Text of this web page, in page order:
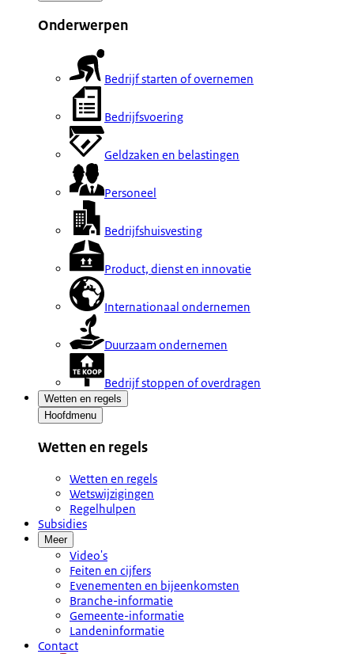
Onderwerpen
Bedrijf starten of overnemen
Bedrijfsvoering
Geldzaken en belastingen
Personeel
Bedrijfshuisvesting
Product, dienst en innovatie
Internationaal ondernemen
Duurzaam ondernemen
Bedrijf stoppen of overdragen
Wetten en regels
Hoofdmenu
Wetten en regels
Wetten en regels
Wetswijzigingen
Regelhulpen
Subsidies
Meer
Video's
Feiten en cijfers
Evenementen en bijeenkomsten
Branche-informatie
Gemeente-informatie
Landeninformatie
Contact